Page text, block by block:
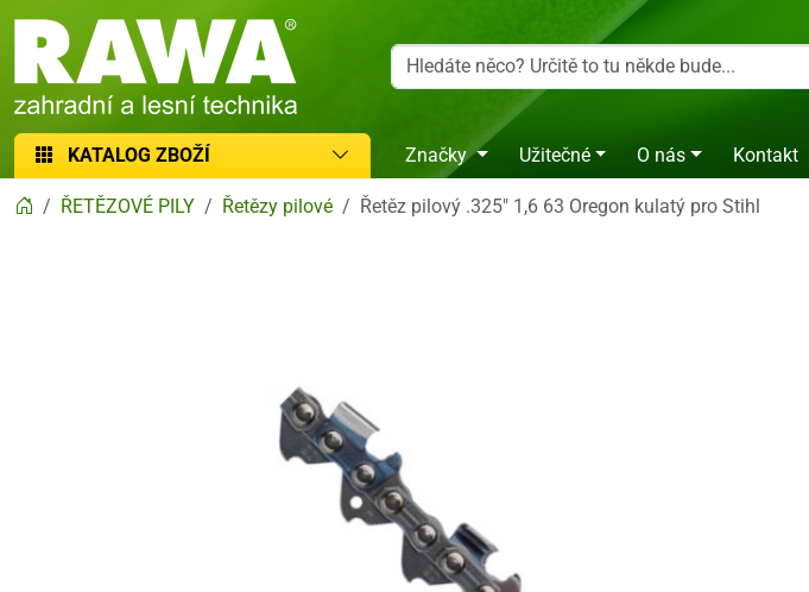
RAWA zahradní a lesní technika
KATALOG ZBOŽÍ Značky Užitečné O nás Kontakt
ŘETĚZOVÉ PILY Řetězy pilové Řetěz pilový .325" 1,6 63 Oregon kulatý pro Stihl